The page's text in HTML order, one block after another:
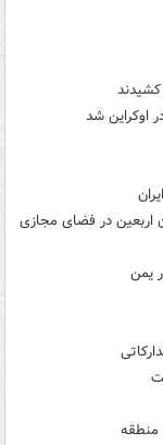
اوکراین شد
اربعین در فضای مجازی
یمن
منطقه